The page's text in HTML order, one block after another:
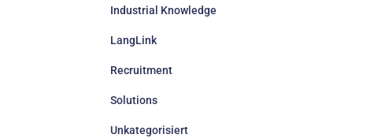
Industrial Knowledge
LangLink
Recruitment
Solutions
Unkategorisiert